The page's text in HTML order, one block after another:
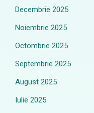
Decembrie 2025
Noiembrie 2025
Octombrie 2025
Septembrie 2025
August 2025
Iulie 2025